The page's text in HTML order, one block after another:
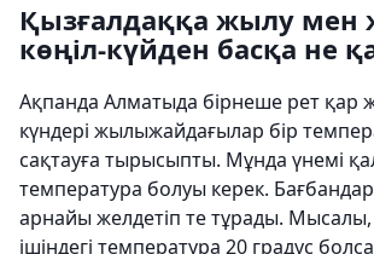
Қызғалдаққа жылу мен
көңіл-күйден басқа не
Ақпанда Алматыда бірнеше рет қар
күндері жылыжайдағылар бір
сақтауға тырысыпты. Мұнда үнемі
температура болуы керек.
арнайы желдетіп те тұрады.
ішіндегі температура 20 градус